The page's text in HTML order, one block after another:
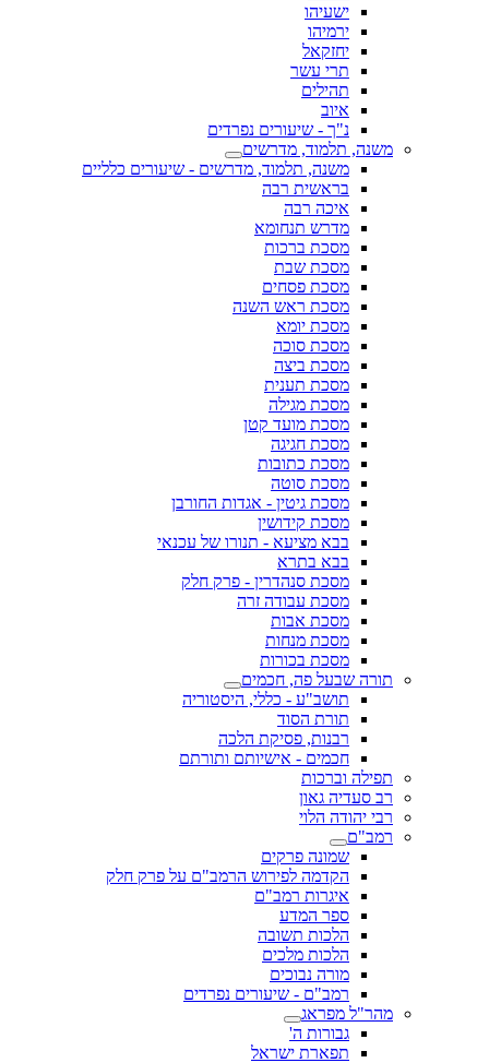
ישעיהו
ירמיהו
יחזקאל
תרי עשר
תהילים
איוב
נ"ך - שיעורים נפרדים
משנה, תלמוד, מדרשים
משנה, תלמוד, מדרשים - שיעורים כלליים
בראשית רבה
איכה רבה
מדרש תנחומא
מסכת ברכות
מסכת שבת
מסכת פסחים
מסכת ראש השנה
מסכת יומא
מסכת סוכה
מסכת ביצה
מסכת תענית
מסכת מגילה
מסכת מועד קטן
מסכת חגיגה
מסכת כתובות
מסכת סוטה
מסכת גיטין - אגדות החורבן
מסכת קידושין
בבא מציעא - תנורו של עכנאי
בבא בתרא
מסכת סנהדרין - פרק חלק
מסכת עבודה זרה
מסכת אבות
מסכת מנחות
מסכת בכורות
תורה שבעל פה, חכמים
תושב"ע - כללי, היסטוריה
תורת הסוד
רבנות, פסיקת הלכה
חכמים - אישיותם ותורתם
תפילה וברכות
רב סעדיה גאון
רבי יהודה הלוי
רמב"ם
שמונה פרקים
הקדמה לפירוש הרמב"ם על פרק חלק
איגרות רמב"ם
ספר המדע
הלכות תשובה
הלכות מלכים
מורה נבוכים
רמב"ם - שיעורים נפרדים
מהר"ל מפראג
גבורות ה'
תפארת ישראל